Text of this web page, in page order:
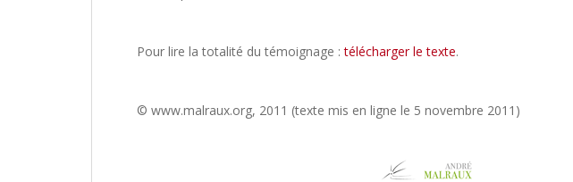
Pour lire la totalité du témoignage :télécharger le texte.
© www.malraux.org, 2011 (texte mis en ligne le 5 novembre 2011)